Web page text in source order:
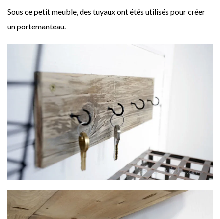
Sous ce petit meuble, des tuyaux ont étés utilisés pour créer
un portemanteau.